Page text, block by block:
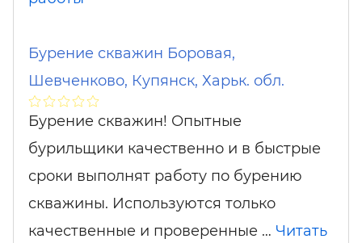
Бурение скважин Боровая,
Шевченково, Купянск, Харьк. обл.
Бурение скважин! Опытные
бурильщики качественно и в быстрые
сроки выполнят работу по бурению
скважины. Используются только
качественные и проверенные … Читать